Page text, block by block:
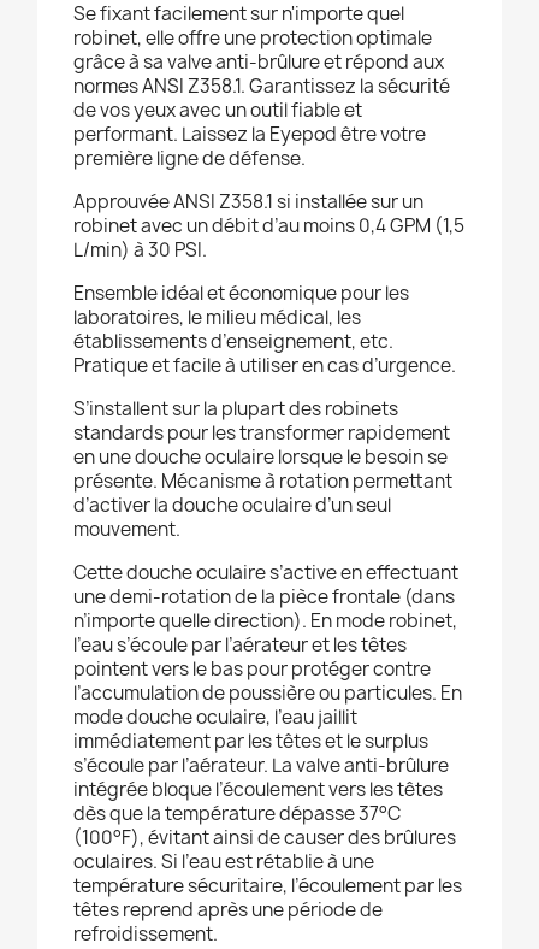
Se fixant facilement sur n'importe quel
robinet, elle offre une protection optimale
grâce à sa valve anti-brûlure et répond aux
normes ANSI Z358.1. Garantissez la sécurité
de vos yeux avec un outil fiable et
performant. Laissez la Eyepod être votre
première ligne de défense.
Approuvée ANSI Z358.1 si installée sur un
robinet avec un débit d’au moins 0,4 GPM (1,5
L/min) à 30 PSI.
Ensemble idéal et économique pour les
laboratoires, le milieu médical, les
établissements d’enseignement, etc.
Pratique et facile à utiliser en cas d’urgence.
S’installent sur la plupart des robinets
standards pour les transformer rapidement
en une douche oculaire lorsque le besoin se
présente. Mécanisme à rotation permettant
d’activer la douche oculaire d’un seul
mouvement.
Cette douche oculaire s’active en effectuant
une demi-rotation de la pièce frontale (dans
n’importe quelle direction). En mode robinet,
l’eau s’écoule par l’aérateur et les têtes
pointent vers le bas pour protéger contre
l’accumulation de poussière ou particules. En
mode douche oculaire, l’eau jaillit
immédiatement par les têtes et le surplus
s’écoule par l’aérateur. La valve anti-brûlure
intégrée bloque l’écoulement vers les têtes
dès que la température dépasse 37°C
(100°F), évitant ainsi de causer des brûlures
oculaires. Si l’eau est rétablie à une
température sécuritaire, l’écoulement par les
têtes reprend après une période de
refroidissement.